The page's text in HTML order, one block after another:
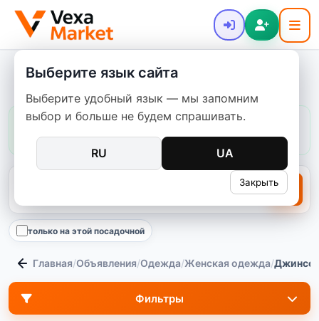
Выберите язык сайта
Выберите удобный язык — мы запомним
выбор и больше не будем спрашивать.
RU UA
Закрыть
Цены в этой категории:обычно220–3 100 ₴
медиана700 ₴4238предложений
только на этой посадочной
Главная/Объявления/Одежда/Женская одежда/
Фильтры